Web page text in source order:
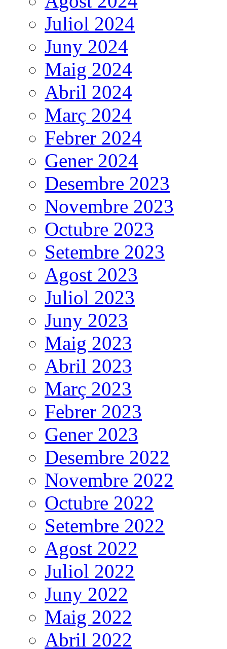
Juliol 2024
Juny 2024
Maig 2024
Abril 2024
Març 2024
Febrer 2024
Gener 2024
Desembre 2023
Novembre 2023
Octubre 2023
Setembre 2023
Agost 2023
Juliol 2023
Juny 2023
Maig 2023
Abril 2023
Març 2023
Febrer 2023
Gener 2023
Desembre 2022
Novembre 2022
Octubre 2022
Setembre 2022
Agost 2022
Juliol 2022
Juny 2022
Maig 2022
Abril 2022